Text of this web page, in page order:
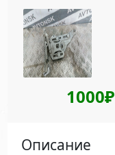
1000₽
Описание